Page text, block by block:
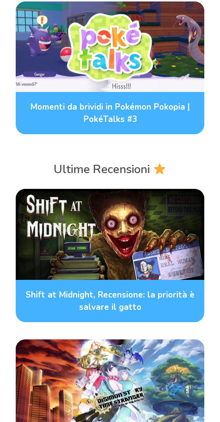
Momenti da brividi in Pokémon Pokopia |
PokéTalks #3
Ultime Recensioni
Shift at Midnight, Recensione: la priorità è
salvare il gatto